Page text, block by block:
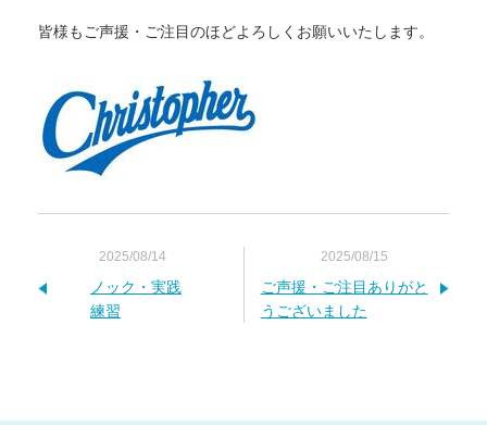
皆様もご声援・ご注目のほどよろしくお願いいたします。
2025/08/14
ノック・実践
練習
2025/08/15
ご声援・ご注目ありがと
うございました